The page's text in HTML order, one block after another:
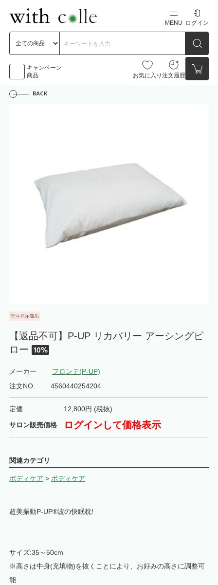
MENU
新規会員登録
ログイン
キャンペーン
商品
お気に入り 注文履歴
BACK
【返品不可】P-UP リカバリー アーシングピ
ロー
メーカー
フロンテ(P-UP)
注文NO.
4560440254204
定価 12,800円 (税抜)
サロン販売価格 ログインして価格表示
関連カテゴリ
ボディケア > ボディケア
超美振動P-UP®波の快眠枕!
サイズ:35～50cm
※高さは中身(充填物)を抜くことにより、お好みの高さに調整可
能